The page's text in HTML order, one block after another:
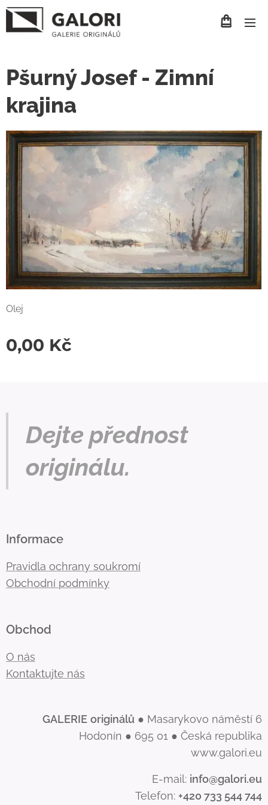
Pšurný Josef - Zimní
krajina
Olej
0,00 Kč
Dejte přednost
originálu.
Informace
Pravidla ochrany soukromí
Obchodní podmínky
Obchod
O nás
Kontaktujte nás
GALERIE originálů ● Masarykovo náměstí 6
Hodonín ● 695 01 ● Česká republika
www.galori.eu
E-mail: info@galori.eu
Telefon: +420 733 544 744